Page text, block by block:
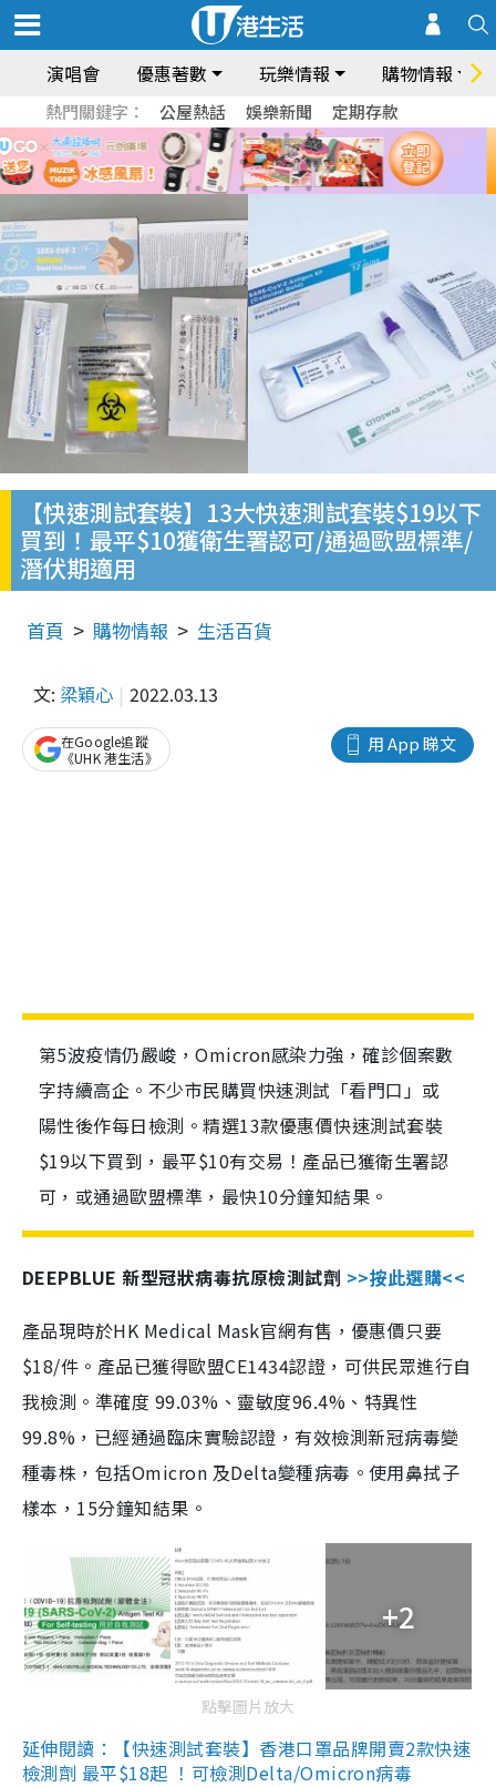
演唱會 優惠著數 玩樂情報 購物情報
熱門關鍵字： 公屋熱話 娛樂新聞 定期存款
【快速測試套裝】13大快速測試套裝$19以下
買到！最平$10獲衛生署認可/通過歐盟標準/
潛伏期適用
首頁 購物情報 生活百貨
文: 梁穎心 2022.03.13
用 App 睇文
在Google追蹤
《UHK 港生活》
第5波疫情仍嚴峻，Omicron感染力強，確診個案數
字持續高企。不少市民購買快速測試「看門口」或
陽性後作每日檢測。精選13款優惠價快速測試套裝
$19以下買到，最平$10有交易！產品已獲衛生署認
可，或通過歐盟標準，最快10分鐘知結果。
DEEPBLUE 新型冠狀病毒抗原檢測試劑 >>按此選購<<
產品現時於HK Medical Mask官網有售，優惠價只要
$18/件。產品已獲得歐盟CE1434認證，可供民眾進行自
我檢測。準確度 99.03%、靈敏度96.4%、特異性
99.8%，已經通過臨床實驗認證，有效檢測新冠病毒變
種毒株，包括Omicron 及Delta變種病毒。使用鼻拭子
樣本，15分鐘知結果。
+2
點擊圖片放大
延伸閱讀：【快速測試套裝】香港口罩品牌開賣2款快速
檢測劑 最平$18起 ！可檢測Delta/Omicron病毒